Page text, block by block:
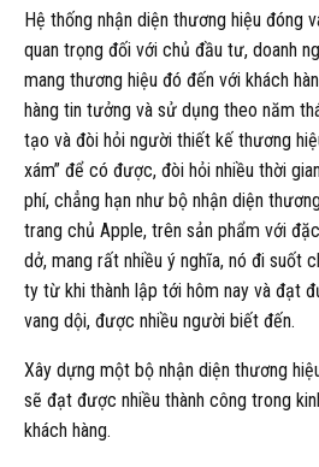
Hệ thống nhận diện thương hiệu đóng
quan trọng đối với chủ đầu tư, doanh
mang thương hiệu đó đến với khách
hàng tin tưởng và sử dụng theo năm
tạo và đòi hỏi người thiết kế thương
xám” để có được, đòi hỏi nhiều thời
phí, chẳng hạn như bộ nhận diện
trang chủ Apple, trên sản phẩm với
dở, mang rất nhiều ý nghĩa, nó đi suốt
ty từ khi thành lập tới hôm nay và đạt
vang dội, được nhiều người biết đến.
Xây dựng một bộ nhận diện thương
sẽ đạt được nhiều thành công trong
khách hàng.